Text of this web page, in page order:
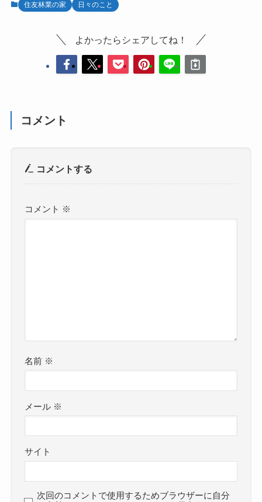
住友林業の家 日々のこと
よかったらシェアしてね！
コメント
コメントする
コメント ※
名前 ※
メール ※
サイト
次回のコメントで使用するためブラウザーに自分